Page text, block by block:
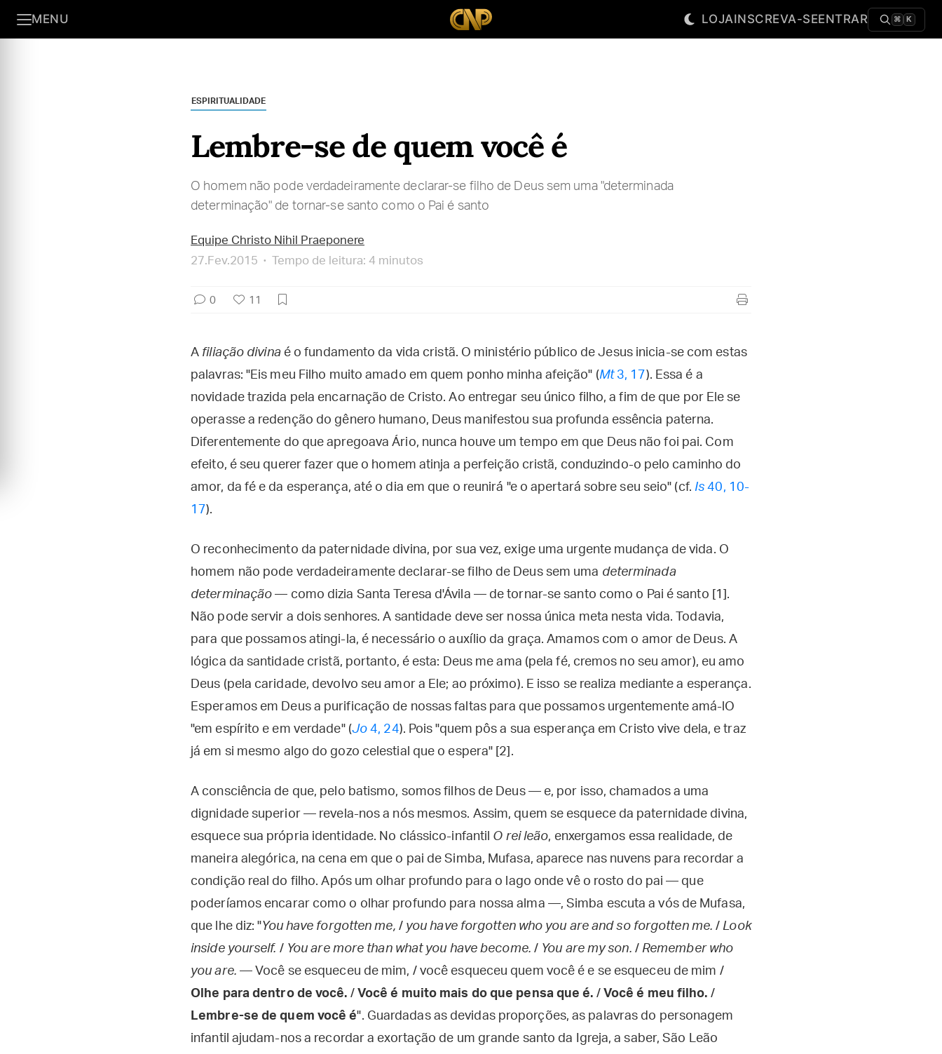
MENU LOJAINSCREVA-SEENTRAR ⌘ K
ESPIRITUALIDADE
Lembre-se de quem você é
O homem não pode verdadeiramente declarar-se filho de Deus sem uma "determinada
determinação" de tornar-se santo como o Pai é santo
Equipe Christo Nihil Praeponere
27.Fev.2015
Tempo de leitura: 4 minutos
0 11
A filiação divinaé o fundamento da vida cristã. O ministério público de Jesus inicia-se com estas
palavras: "Eis meu Filho muito amado em quem ponho minha afeição" (Mt3, 17 ). Essa é a
novidade trazida pela encarnação de Cristo. Ao entregar seu único filho, a fim de que por Ele se
operasse a redenção do gênero humano, Deus manifestou sua profunda essência paterna.
Diferentemente do que apregoava Ário, nunca houve um tempo em que Deus não foi pai. Com
efeito, é seu querer fazer que o homem atinja a perfeição cristã, conduzindo-o pelo caminho do
amor, da fé e da esperança, até o dia em que o reunirá "e o apertará sobre seu seio" (cf. Is 40, 10-
17).
O reconhecimento da paternidade divina, por sua vez, exige uma urgente mudança de vida. O
homem não pode verdadeiramente declarar-se filho de Deus sem uma determinada
determinação — como dizia Santa Teresa d'Ávila — de tornar-se santo como o Pai é santo [1].
Não pode servir a dois senhores. A santidade deve ser nossa única meta nesta vida. Todavia,
para que possamos atingi-la, é necessário o auxílio da graça. Amamos com o amor de Deus. A
lógica da santidade cristã, portanto, é esta: Deus me ama (pela fé, cremos no seu amor), eu amo
Deus (pela caridade, devolvo seu amor a Ele; ao próximo). E isso se realiza mediante a esperança.
Esperamos em Deus a purificação de nossas faltas para que possamos urgentemente amá-lO
"em espírito e em verdade" (Jo 4, 24). Pois "quem pôs a sua esperança em Cristo vive dela, e traz
já em si mesmo algo do gozo celestial que o espera" [2].
A consciência de que, pelo batismo, somos filhos de Deus — e, por isso, chamados a uma
dignidade superior — revela-nos a nós mesmos. Assim, quem se esquece da paternidade divina,
esquece sua própria identidade. No clássico-infantil O rei leão, enxergamos essa realidade, de
maneira alegórica, na cena em que o pai de Simba, Mufasa, aparece nas nuvens para recordar a
condição real do filho. Após um olhar profundo para o lago onde vê o rosto do pai — que
poderíamos encarar como o olhar profundo para nossa alma —, Simba escuta a vós de Mufasa,
que lhe diz: "You have forgotten me, / you have forgotten who you are and so forgotten me./Look
inside yourself. / You are more than what you have become. / You are my son. / Remember who
you are. — Você se esqueceu de mim, / você esqueceu quem você é e se esqueceu de mim /
Olhe para dentro de você. / Você é muito mais do que pensa que é. / Você é meu filho. /
Lembre-se de quem você é". Guardadas as devidas proporções, as palavras do personagem
infantil ajudam-nos a recordar a exortação de um grande santo da Igreja, a saber, São Leão